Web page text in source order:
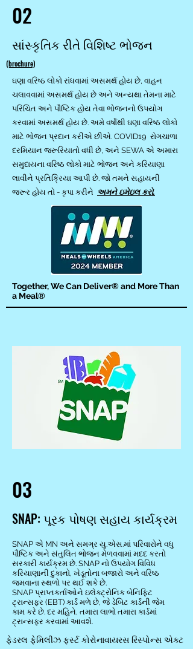
02
સાંસ્કૃતિક રીતે વિશિષ્ટ ભોજન
(brochure)
ઘણા વરિષ્ઠ લોકો રાંધવામાં અસમર્થ હોય છે, વાહન
ચલાવવામાં અસમર્થ હોય છે અને અન્યથા તેમના માટે
પરિચિત અને પૌષ્ટિક હોય તેવા ભોજનનો ઉપયોગ
કરવામાં અસમર્થ હોય છે. અમે વર્ષોથી ઘણા વરિષ્ઠ લોકો
માટે ભોજન પ્રદાન કરીએ છીએ. COVID19 રોગચાળા
દરમિયાન જરૂરિયાતો વધી છે, અને SEWA એ અમારા
સમુદાયના વરિષ્ઠ લોકો માટે ભોજન અને કરિયાણા
લાવીને પ્રતિક્રિયા આપી છે. જો તમને સહાયની
જરૂર હોય તો - કૃપા કરીને અમને ઇમેઇલ કરો.
Together, We Can Deliver® and More Than
a Meal®
03
SNAP: પૂરક પોષણ સહાય કાર્યક્રમ
SNAP એ MN અને સમગ્ર યુ.એસ.માં પરિવારોને વધુ
પૌષ્ટિક અને સંતુલિત ભોજન મેળવવામાં મદદ કરતો
સરકારી કાર્યક્રમ છે. SNAP નો ઉપયોગ વિવિધ
કરિયાણાની દુકાનો, ખેડૂતોના બજારો અને વરિષ્ઠ
જમવાના સ્થળો પર થઈ શકે છે.
SNAP પ્રાપ્તકર્તાઓને ઇલેક્ટ્રોનિક બેનિફિટ
ટ્રાન્સફર (EBT) કાર્ડ મળે છે, જે ડેબિટ કાર્ડની જેમ
કામ કરે છે. દર મહિને, તમારા લાભો તમારા કાર્ડમાં
ટ્રાન્સફર કરવામાં આવશે.
ફેડરલ ફેમિલીઝ ફર્સ્ટ કોરોનાવાયરસ રિસ્પોન્સ એક્ટ